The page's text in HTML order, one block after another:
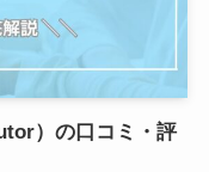
）の口コミ・評